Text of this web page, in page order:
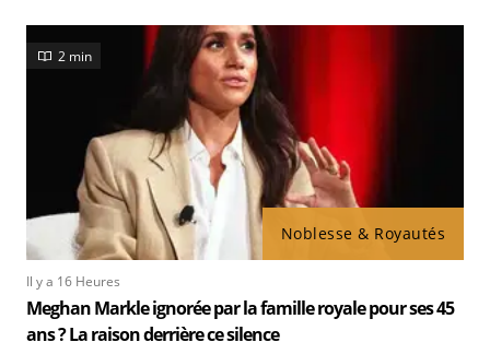
Noblesse & Royautés
2 min
Il y a 16 Heures
Meghan Markle ignorée par la famille royale pour ses 45
ans ? La raison derrière ce silence